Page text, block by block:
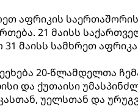
აფრიკის
21 მაისს
მაისს სამხრეთ
20-წლამდელთა
და ქუთაისი
უელსთან და